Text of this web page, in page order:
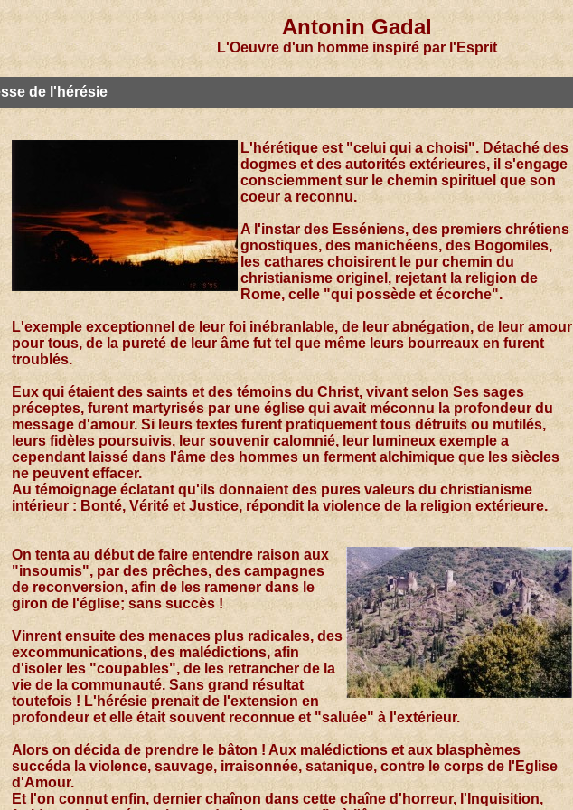
Antonin Gadal
L'Oeuvre d'un homme inspiré par l'Esprit
de l'hérésie
L'hérétique est "celui qui a choisi". Détaché des
dogmes et des autorités extérieures, il s'engage
consciemment sur le chemin spirituel que son
coeur a reconnu.
A l'instar des Esséniens, des premiers chrétiens
gnostiques, des manichéens, des Bogomiles,
les cathares choisirent le pur chemin du
christianisme originel, rejetant la religion de
Rome, celle "qui possède et écorche".
L'exemple exceptionnel de leur foi inébranlable, de leur abnégation, de leur amour
pour tous, de la pureté de leur âme fut tel que même leurs bourreaux en furent
troublés.
Eux qui étaient des saints et des témoins du Christ, vivant selon Ses sages
préceptes, furent martyrisés par une église qui avait méconnu la profondeur du
message d'amour. Si leurs textes furent pratiquement tous détruits ou mutilés,
leurs fidèles poursuivis, leur souvenir calomnié, leur lumineux exemple a
cependant laissé dans l'âme des hommes un ferment alchimique que les siècles
ne peuvent effacer.
Au témoignage éclatant qu'ils donnaient des pures valeurs du christianisme
intérieur : Bonté, Vérité et Justice, répondit la violence de la religion extérieure.
On tenta au début de faire entendre raison aux
"insoumis", par des prêches, des campagnes
de reconversion, afin de les ramener dans le
giron de l'église; sans succès !
Vinrent ensuite des menaces plus radicales, des
excommunications, des malédictions, afin
d'isoler les "coupables", de les retrancher de la
vie de la communauté. Sans grand résultat
toutefois ! L'hérésie prenait de l'extension en
profondeur et elle était souvent reconnue et "saluée" à l'extérieur.
Alors on décida de prendre le bâton ! Aux malédictions et aux blasphèmes
succéda la violence, sauvage, irraisonnée, satanique, contre le corps de l'Eglise
d'Amour.
Et l'on connut enfin, dernier chaînon dans cette chaîne d'horreur, l'Inquisition,